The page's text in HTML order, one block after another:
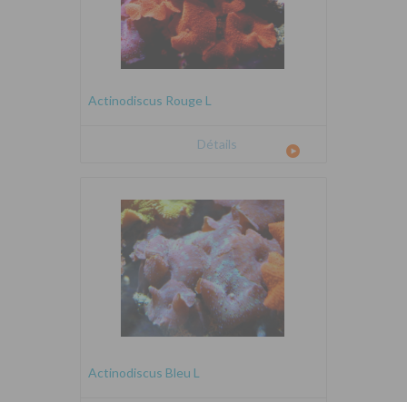
Actinodiscus Rouge L
Détails
Actinodiscus Bleu L